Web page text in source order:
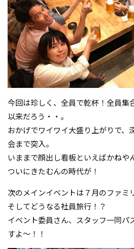
今回は珍しく、全員で乾杯！全員集
以来だろう・・。
おかげでワイワイ大盛り上がりで、
会まで突入。
いままで顔出し看板といえばかねや
ついにきたむんの時代が！
次のメインイベントは７月のファミ
そしてどうなる社員旅行！？
イベント委員さん、スタッフ一同パ
すよ～！！